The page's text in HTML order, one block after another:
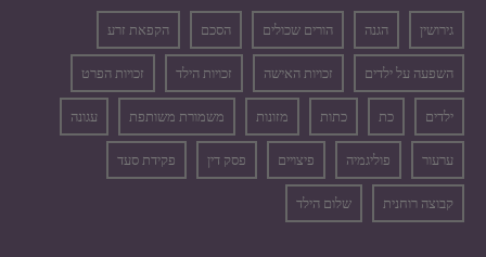
גירושין הגנה הורים שכולים הסכם הקפאת זרע
השפעה על ילדים זכויות האישה זכויות הילד זכויות הפרט
ילדים כת כתות מזונות משמורת משותפת עגונה
ערעור פוליגמיה פיצויים פסק דין פקידת סעד
קבוצה רוחנית שלום הילד